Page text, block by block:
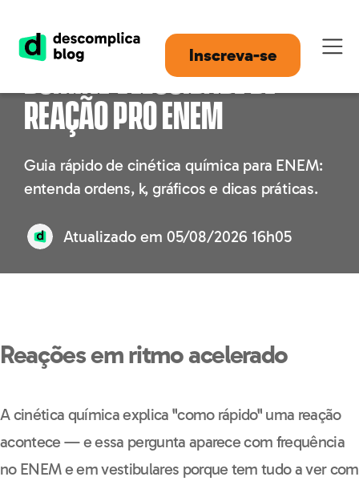
Inscreva-se
Cinética sem pânico:
domine velocidade de
reação pro ENEM
Guia rápido de cinética química para ENEM:
entenda ordens, k, gráficos e dicas práticas.
Atualizado em 05/08/2026 16h05
Reações em ritmo acelerado
A cinética química explica "como rápido" uma reação
acontece — e essa pergunta aparece com frequência
no ENEM e em vestibulares porque tem tudo a ver com